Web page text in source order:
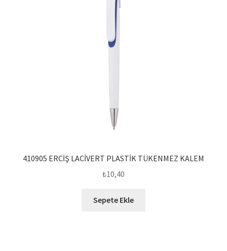
410905 ERCİŞ LACİVERT PLASTİK TÜKENMEZ KALEM
₺10,40
Sepete Ekle